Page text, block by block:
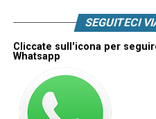
SEGUITECI
Cliccate sull'icona per
Whatsapp